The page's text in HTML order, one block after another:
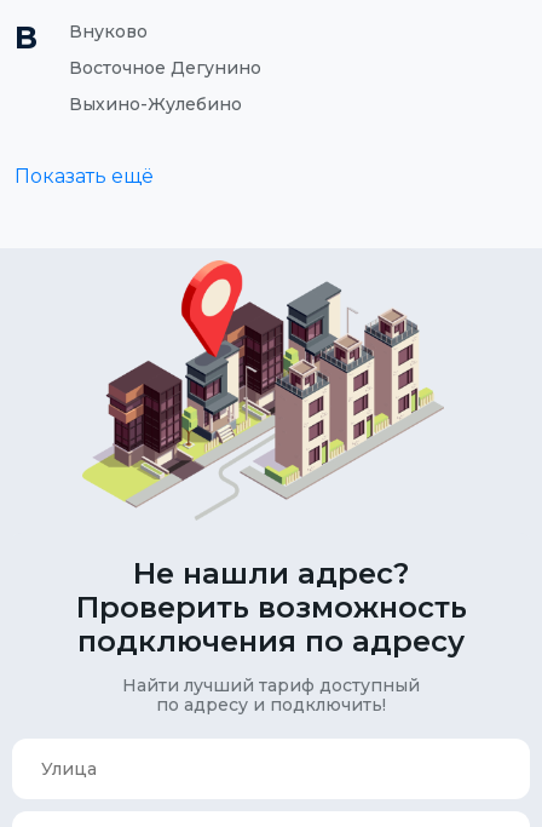
В
Внуково
Восточное Дегунино
Выхино-Жулебино
Показать ещё
Не нашли адрес?
Проверить возможность
подключения по адресу
Найти лучший тариф доступный
по адресу и подключить!